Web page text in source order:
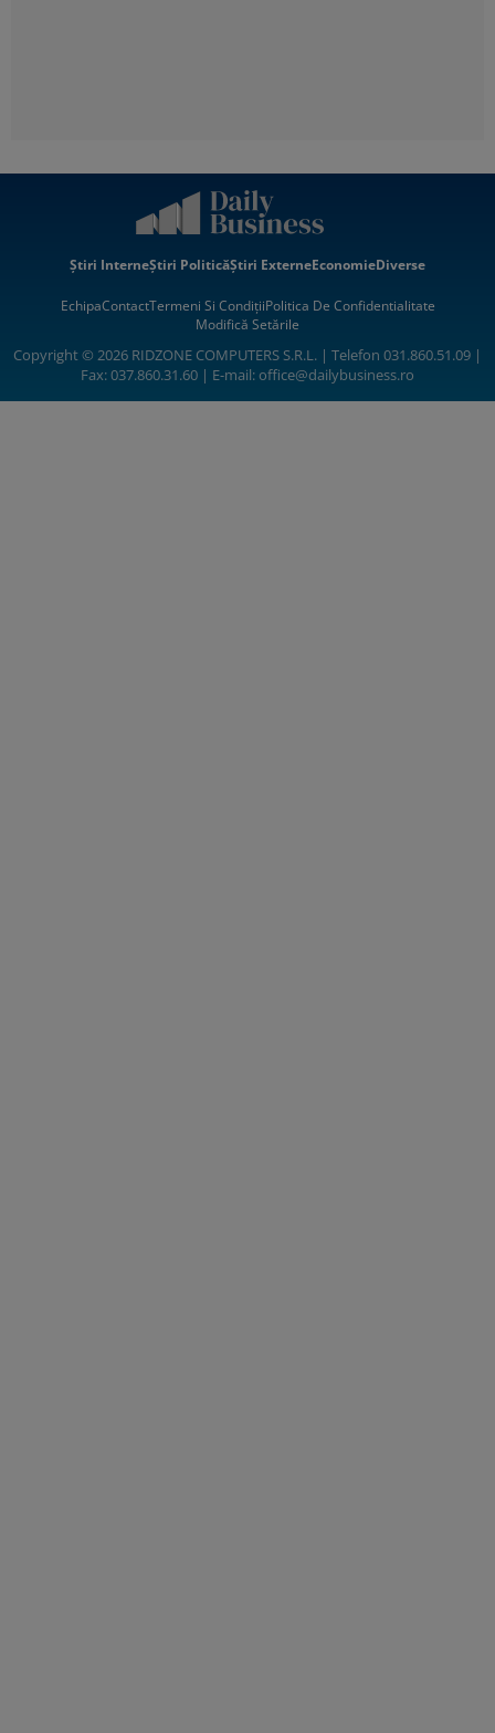
Știri InterneȘtiri PoliticăȘtiri ExterneEconomieDiverse
EchipaContactTermeni Si CondițiiPolitica De Confidentialitate
Modifică Setările
Copyright © 2026 RIDZONE COMPUTERS S.R.L. | Telefon 031.860.51.09 |
Fax: 037.860.31.60 | E-mail:office@dailybusiness.ro